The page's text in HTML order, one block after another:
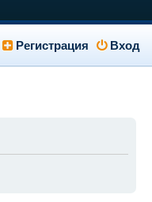
Вход
Регистрация